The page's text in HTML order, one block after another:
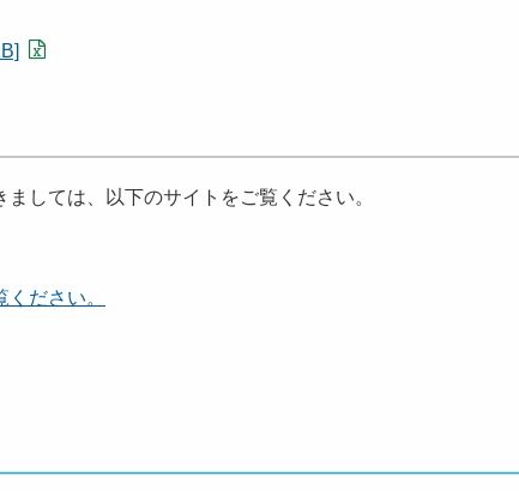
しては、以下のサイトをご覧ください。
ださい。